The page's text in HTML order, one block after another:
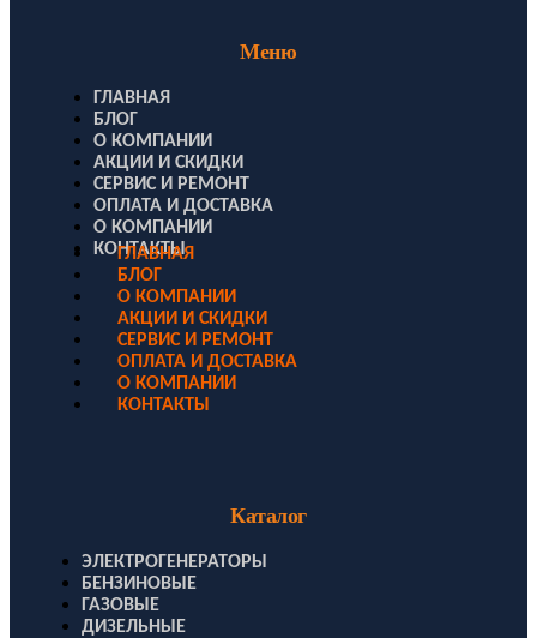
Меню
ГЛАВНАЯ
БЛОГ
О КОМПАНИИ
АКЦИИ И СКИДКИ
СЕРВИС И РЕМОНТ
ОПЛАТА И ДОСТАВКА
О КОМПАНИИ
КОНТАКТЫ
ГЛАВНАЯ
БЛОГ
О КОМПАНИИ
АКЦИИ И СКИДКИ
СЕРВИС И РЕМОНТ
ОПЛАТА И ДОСТАВКА
О КОМПАНИИ
КОНТАКТЫ
Каталог
ЭЛЕКТРОГЕНЕРАТОРЫ
БЕНЗИНОВЫЕ
ГАЗОВЫЕ
ДИЗЕЛЬНЫЕ